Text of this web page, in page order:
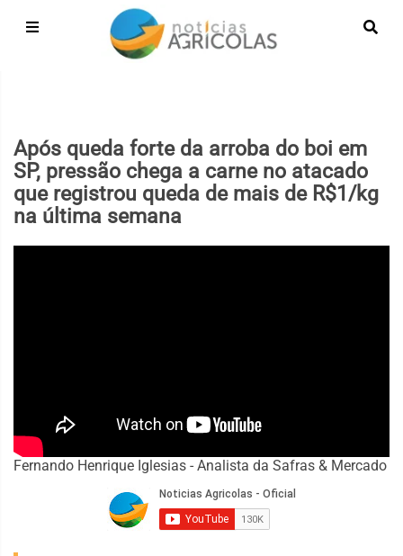
Após queda forte da arroba do boi em
SP, pressão chega a carne no atacado
que registrou queda de mais de R$1/kg
na última semana
Fernando Henrique Iglesias - Analista da Safras & Mercado